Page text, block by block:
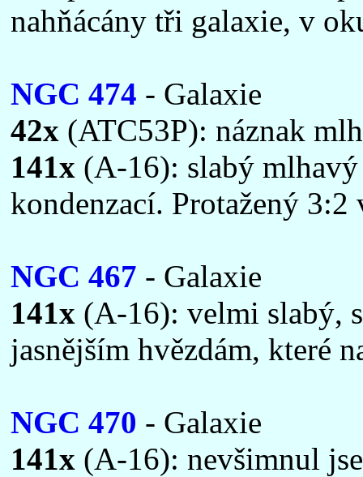
nahňácány tři galaxie, v
NGC 474 - Galaxie
42x (ATC53P): náznak
141x (A-16): slabý mlhavý
kondenzací. Protažený 3:2
NGC 467 - Galaxie
141x (A-16): velmi slabý,
jasnějším hvězdám, které
NGC 470 - Galaxie
141x (A-16): nevšimnul